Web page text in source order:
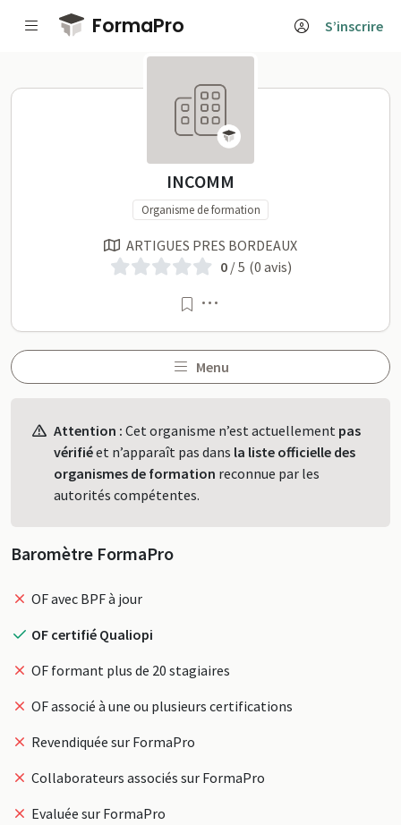
Passer au contenu principal
FormaPro S’inscrire
INCOMM sur FormaPro
INCOMM
Organisme de formation
ARTIGUES PRES BORDEAUX
0/ 5 (0 avis)
Menu
Attention : Cet organisme n’est actuellement pas
vérifiéet n’apparaît pas dans la liste officielle des
organismes de formation reconnue par les
autorités compétentes.
Baromètre FormaPro
OF avec BPF à jour
OF certifié Qualiopi
OF formant plus de 20 stagiaires
OF associé à une ou plusieurs certifications
Revendiquée sur FormaPro
Collaborateurs associés sur FormaPro
Evaluée sur FormaPro